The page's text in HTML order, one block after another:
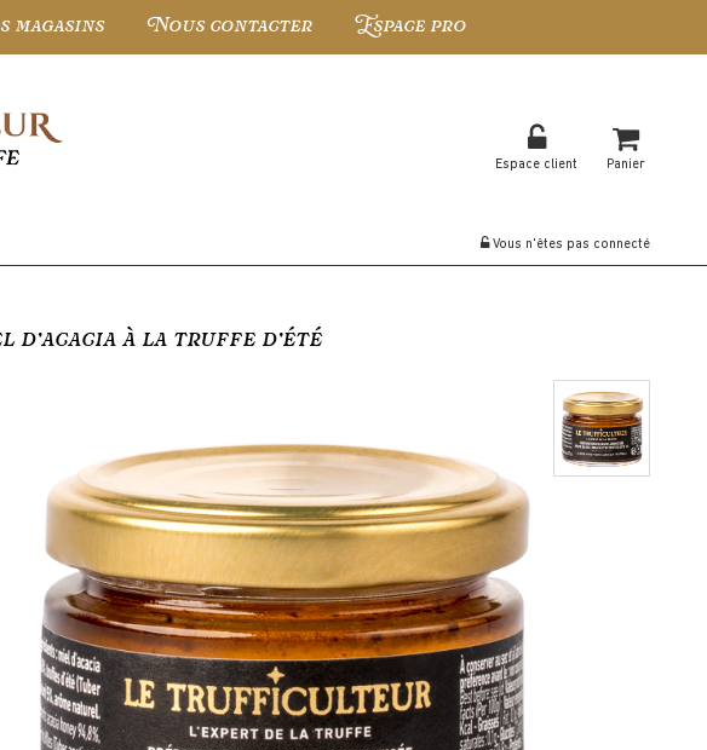
Espace client Panier
magasins Nous contacter Espace pro
Vous n'êtes pas connecté
d’acacia à la truffe d’été